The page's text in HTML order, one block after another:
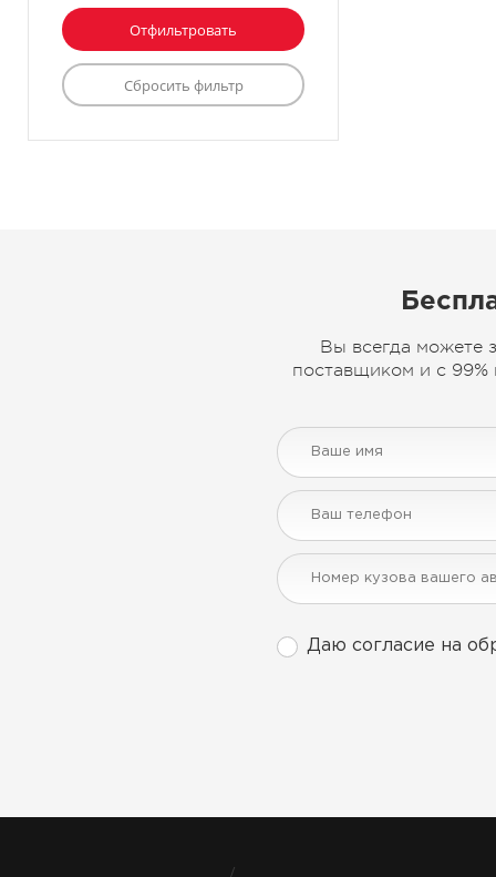
Вы всегда можете
поставщиком и с 99%
Даю согласие на